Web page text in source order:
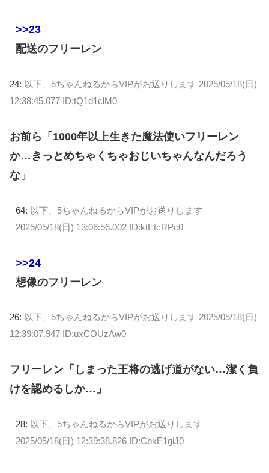
>>23
配送のフリーレン
24: 以下、5ちゃんねるからVIPがお送りします 2025/05/18(日)
12:38:45.077 ID:tQ1d1clM0
お前ら「1000年以上生きた魔法使いフリーレン
か…きっとめちゃくちゃおじいちゃんなんだろう
な」
64: 以下、5ちゃんねるからVIPがお送りします
2025/05/18(日) 13:06:56.002 ID:ktEtcRPc0
>>24
想像のフリーレン
26: 以下、5ちゃんねるからVIPがお送りします 2025/05/18(日)
12:39:07.947 ID:uxCOUzAw0
フリーレン「しまった王将の逃げ道がない…潔く負
けを認めるしか…」
28: 以下、5ちゃんねるからVIPがお送りします
2025/05/18(日) 12:39:38.826 ID:CbkE1giJ0